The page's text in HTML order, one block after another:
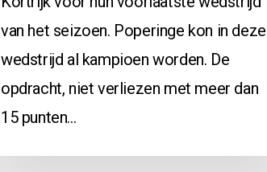
van het seizoen. Poperinge kon in deze
wedstrijd al kampioen worden. De
opdracht, niet verliezen met meer dan
15 punten…